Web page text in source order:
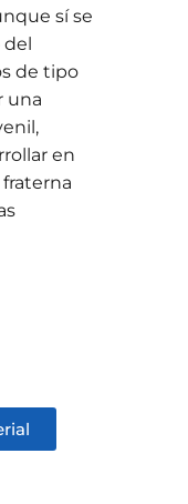
sí se
del
de tipo
una
en